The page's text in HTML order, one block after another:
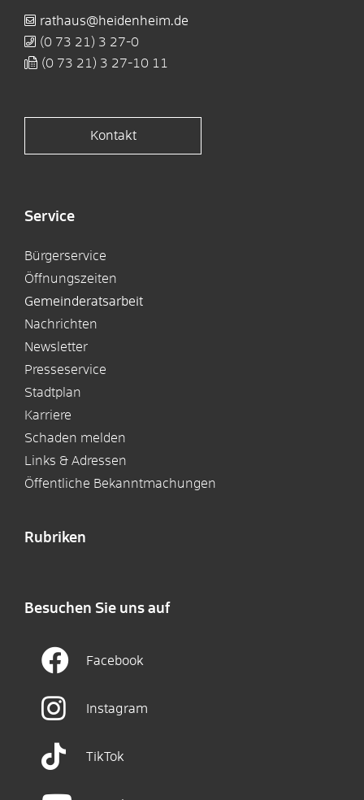
rathaus@heidenheim.de
(0 73 21) 3 27-0
(0 73 21) 3 27-10 11
Kontakt
Service
Bürgerservice
Öffnungszeiten
Gemeinderatsarbeit
Nachrichten
Newsletter
Presseservice
Stadtplan
Karriere
Schaden melden
Links & Adressen
Öffentliche Bekanntmachungen
Rubriken
Besuchen Sie uns auf
Facebook
Instagram
TikTok